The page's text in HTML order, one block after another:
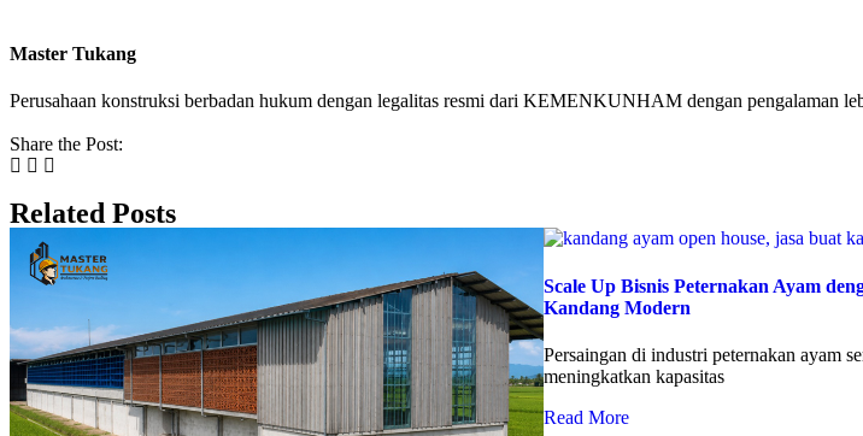
Master Tukang
Perusahaan konstruksi berbadan hukum dengan legalitas resmi dari KEMENKUNHAM dengan pengalaman
Share the Post:
Related Posts
Scale Up Bisnis Peternakan Ayam
Kandang Modern
Persaingan di industri peternakan ayam
meningkatkan kapasitas
Read More